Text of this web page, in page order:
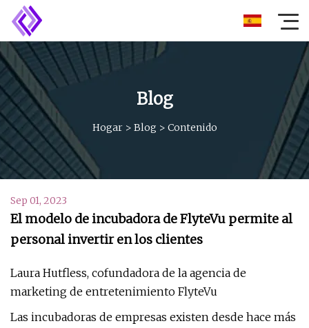
Blog
Hogar> Blog > Contenido
Sep 01, 2023
El modelo de incubadora de FlyteVu permite al
personal invertir en los clientes
Laura Hutfless, cofundadora de la agencia de
marketing de entretenimiento FlyteVu
Las incubadoras de empresas existen desde hace más